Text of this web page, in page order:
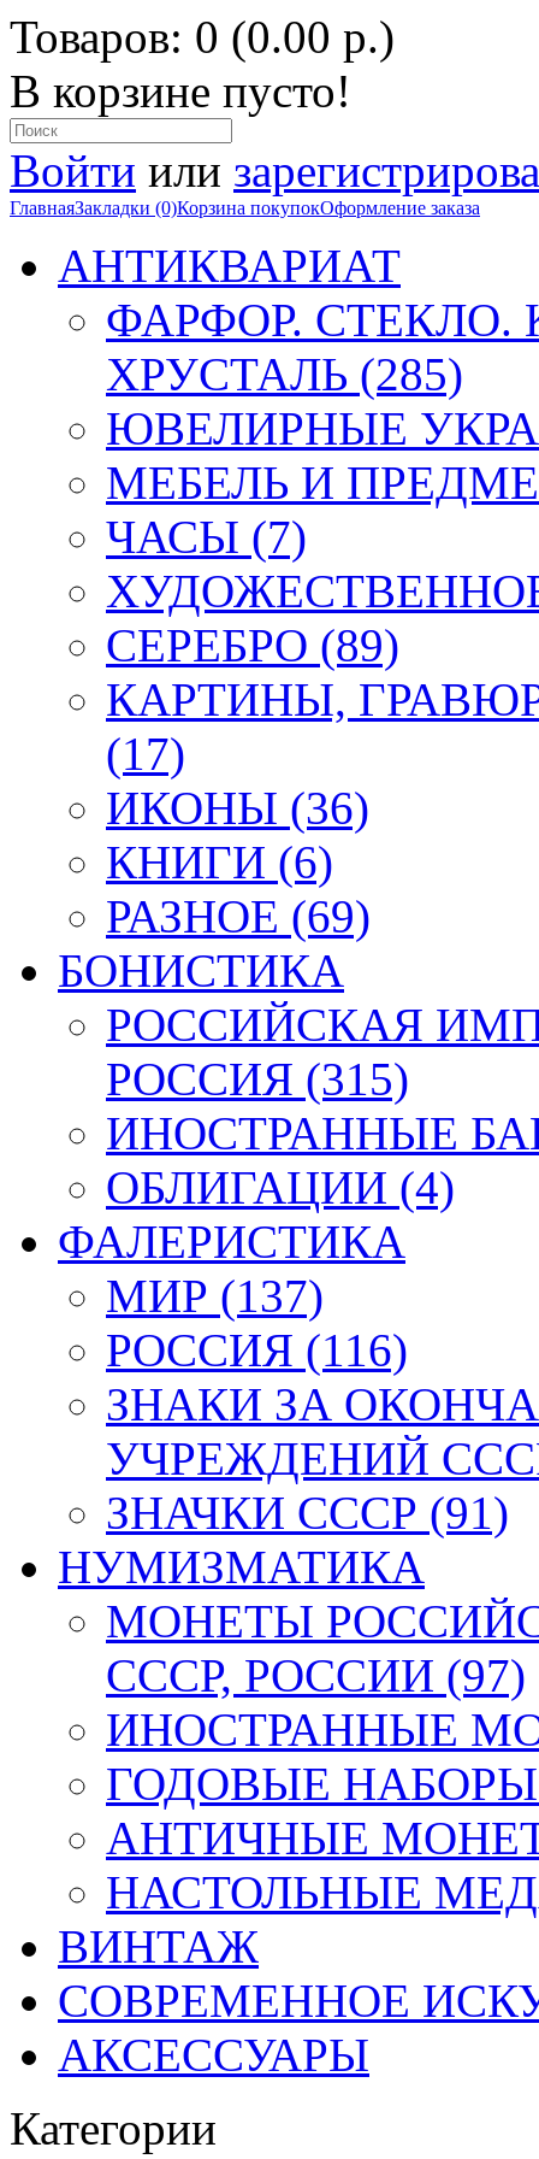
Товаров: 0 (0.00 р.)
В корзине пусто!
Войти или
ГлавнаяЗакладки (0)Корзина покупокОформление заказа
АНТИКВАРИАТ
ФАРФОР.
ХРУСТАЛЬ (285)
ЮВЕЛИРНЫЕ
МЕБЕЛЬ И
ЧАСЫ (7)
СЕРЕБРО (89)
КАРТИНЫ,
(17)
ИКОНЫ (36)
КНИГИ (6)
РАЗНОЕ (69)
БОНИСТИКА
РОССИЙСКАЯ
РОССИЯ (315)
ИНОСТРАННЫЕ
ОБЛИГАЦИИ (4)
ФАЛЕРИСТИКА
МИР (137)
РОССИЯ (116)
ЗНАКИ ЗА
УЧРЕЖДЕНИЙ
ЗНАЧКИ СССР (91)
НУМИЗМАТИКА
МОНЕТЫ
СССР, РОССИИ (97)
ИНОСТРАННЫЕ
ГОДОВЫЕ НАБОРЫ
АНТИЧНЫЕ
НАСТОЛЬНЫЕ
ВИНТАЖ
СОВРЕМЕННОЕ
АКСЕССУАРЫ
Категории